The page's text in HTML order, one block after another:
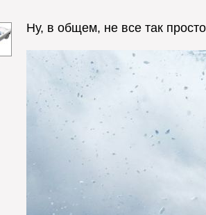
Ну, в общем, не все так